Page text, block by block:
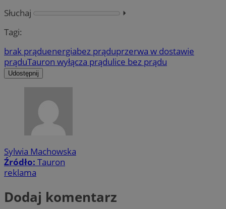
Słuchaj
⏵︎
Tagi:
brak prąduenergiabez prąduprzerwa w dostawie
prąduTauron wyłącza prądulice bez prądu
Udostępnij
Sylwia Machowska
Źródło: Tauron
reklama
Dodaj komentarz